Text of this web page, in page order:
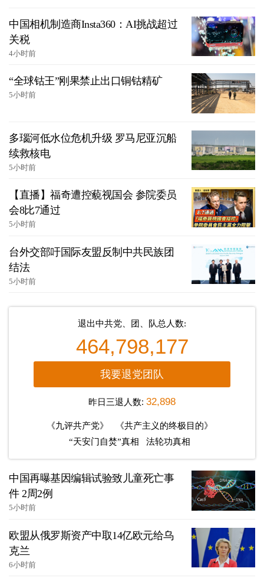
中国相机制造商Insta360：AI挑战超过
关税
4小时前
“全球钴王”刚果禁止出口铜钴精矿
5小时前
多瑙河低水位危机升级 罗马尼亚沉船
续救核电
5小时前
【直播】福奇遭控藐视国会 参院委员
会8比7通过
5小时前
台外交部吁国际友盟反制中共民族团
结法
5小时前
退出中共党、团、队总人数:
464,798,177
我要退党团队
昨日三退人数: 32,898
《九评共产党》
《共产主义的终极目的》
“天安门自焚”真相
法轮功真相
中国再曝基因编辑试验致儿童死亡事
件 2周2例
5小时前
欧盟从俄罗斯资产中取14亿欧元给乌
克兰
6小时前